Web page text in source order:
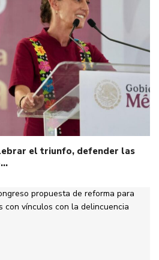
el triunfo, defender las